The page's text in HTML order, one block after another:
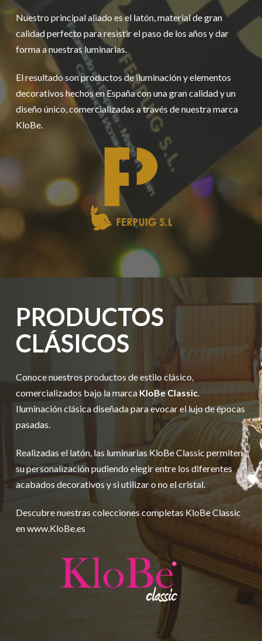
Nuestro principal aliado es el latón, material de gran
calidad perfecto para resistir el paso de los años y dar
forma a nuestras luminarias.
El resultado son productos de iluminación y elementos
decorativos hechos en España con una gran calidad y un
diseño único, comercializadas a través de nuestra marca
KloBe.
PRODUCTOS
CLÁSICOS
Conoce nuestros productos de estilo clásico,
comercializados bajo la marca KloBe Classic.
Iluminación clásica diseñada para evocar el lujo de épocas
pasadas.
Realizadas el latón, las luminarias KloBe Classic permiten
su personalización pudiendo elegir entre los diferentes
acabados decorativos y si utilizar o no el cristal.
Descubre nuestras colecciones completas KloBe Classic
en www.KloBe.es